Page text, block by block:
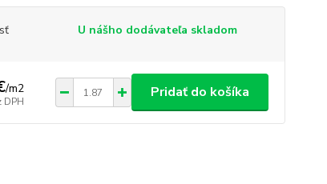
U nášho dodávateľa skladom
/m2
DPH
Pridať do košíka